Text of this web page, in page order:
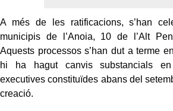
A més de les ratificacions, s’han
municipis de l’Anoia, 10 de l’Alt
Aquests processos s’han dut a terme
hi ha hagut canvis substancials
executives constituïdes abans del
creació.